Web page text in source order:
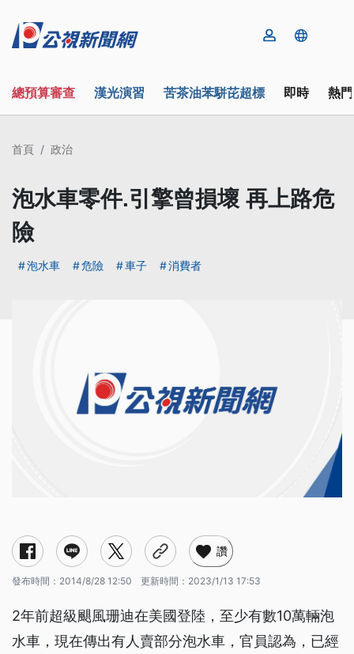
總預算審查 漢光演習 苦茶油苯駢芘超標 即時 熱
首頁 政治
泡水車零件.引擎曾損壞 再上路危
險
泡水車 危險 車子 消費者
讚
發布時間： 2014/8/28 12:50 更新時間： 2023/1/13 17:53
2年前超級颶風珊迪在美國登陸，至少有數10萬輛泡
水車，現在傳出有人賣部分泡水車，官員認為，已經